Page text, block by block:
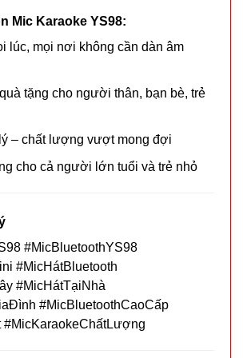
Mic Karaoke YS98:
lúc, mọi nơi không cần dàn âm
tặng cho người thân, bạn bè, trẻ
– chất lượng vượt mong đợi
cho cả người lớn tuổi và trẻ nhỏ
#MicBluetoothYS98
#MicHátBluetooth
#MicHátTạiNhà
#MicBluetoothCaoCấp
#MicKaraokeChấtLượng
Gậy bẻ tập